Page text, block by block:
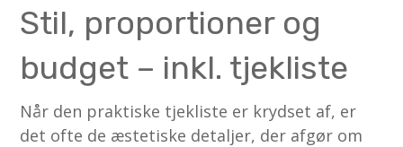
Stil, proportioner og
budget – inkl. tjekliste
Når den praktiske tjekliste er krydset af, er
det ofte de æstetiske detaljer, der afgør om